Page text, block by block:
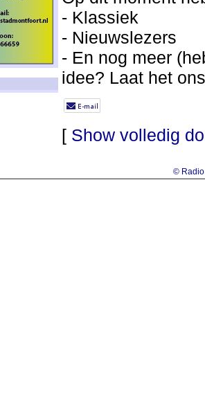
- Klassiek
- Nieuwslezers
- En nog meer
idee? Laat het
[ Show volledig
© Radio